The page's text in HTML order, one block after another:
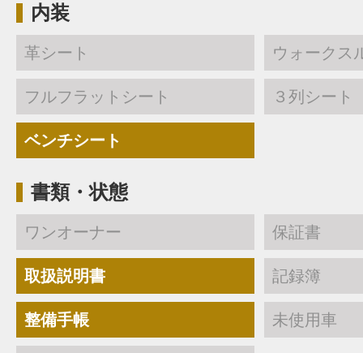
内装
革シート ウォークス
フルフラットシート ３列シート
ベンチシート
書類・状態
ワンオーナー 保証書
取扱説明書 記録簿
整備手帳 未使用車